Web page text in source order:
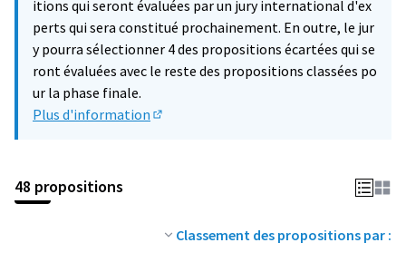
itions qui seront évaluées par un jury international d'ex
perts qui sera constitué prochainement. En outre, le jur
y pourra sélectionner 4 des propositions écartées qui se
ront évaluées avec le reste des propositions classées po
ur la phase finale.
Plus d'information
48 propositions
Classement des propositions par :